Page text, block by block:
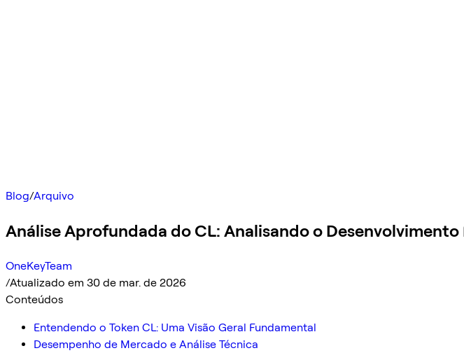
Blog/Arquivo
Análise Aprofundada do CL: Analisando o
OneKeyTeam
/Atualizado em 30 de mar. de 2026
Conteúdos
Entendendo o Token CL: Uma Visão Geral Fundamental
Desempenho de Mercado e Análise Técnica